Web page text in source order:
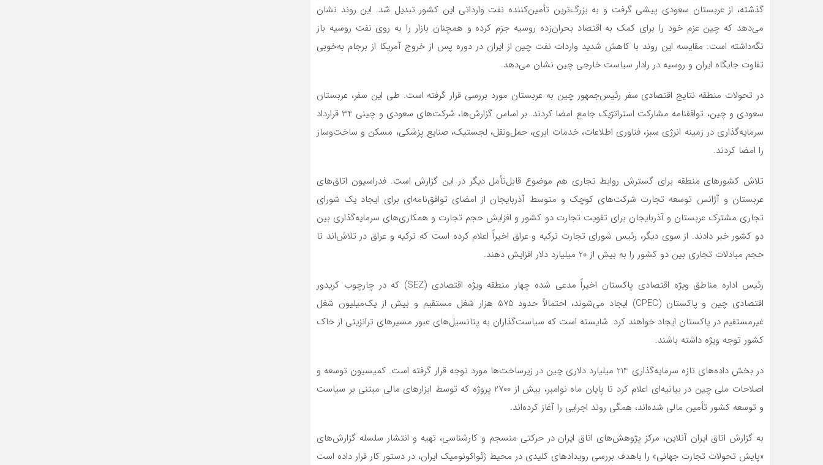
گذشته، از عربستان سعودی پیشی گرفت و به بزرگ‌ترین تأمین‌کننده نفت وارداتی این کشور تبدیل شد. این روند نشان
می‌دهد که چین عزم خود را برای کمک به اقتصاد بحران‌زده روسیه جزم کرده و همچنان بازار را به روی نفت روسیه باز
نگه‌داشته است. مقایسه این روند با کاهش شدید واردات نفت چین از ایران در دوره پس از خروج آمریکا از برجام به‌خوبی
تفاوت جایگاه ایران و روسیه در رادار سیاست خارجی چین نشان می‌دهد.
در تحولات منطقه نتایج اقتصادی سفر رئیس‌جمهور چین به عربستان مورد بررسی قرار گرفته است. طی این سفر، عربستان
سعودی و چین، توافقنامه مشارکت استراتژیک جامع امضا کردند. بر اساس گزارش‌ها، شرکت‌های سعودی و چینی 34 قرارداد
سرمایه‌گذاری در زمینه انرژی سبز، فناوری اطلاعات، خدمات ابری، حمل‌ونقل، لجستیک، صنایع پزشکی، مسکن و ساخت‌وساز
را امضا کردند.
تلاش کشورهای منطقه برای گسترش روابط تجاری هم موضوع قابل‌تأمل دیگر در این گزارش است. فدراسیون اتاق‌های
عربستان و آژانس توسعه تجارت شرکت‌های کوچک و متوسط آذربایجان از امضای توافق‌نامه‌ای برای ایجاد یک شورای
تجاری مشترک عربستان و آذربایجان برای تقویت تجارت دو کشور و افزایش حجم تجارت و همکاری‌های سرمایه‌گذاری بین
دو کشور خبر دادند. از سوی دیگر، رئیس شورای تجارت ترکیه و عراق اخیراً اعلام کرده است که ترکیه و عراق در تلاش‌اند تا
حجم مبادلات تجاری بین دو کشور را به بیش از 20 میلیارد دلار افزایش دهند.
رئیس اداره مناطق ویژه اقتصادی پاکستان اخیراً مدعی شده چهار منطقه ویژه اقتصادی (SEZ) که در چارچوب کریدور
اقتصادی چین و پاکستان (CPEC) ایجاد می‌شوند، احتمالاً حدود 575 هزار شغل مستقیم و بیش از یک‌میلیون شغل
غیرمستقیم در پاکستان ایجاد خواهند کرد. شایسته است که سیاست‌گذاران به پتانسیل‌های عبور مسیرهای ترانزیتی از خاک
کشور توجه ویژه داشته باشند.
در بخش داده‌های تازه سرمایه‌گذاری 214 میلیارد دلاری چین در زیرساخت‌ها مورد توجه قرار گرفته است. کمیسیون توسعه و
اصلاحات ملی چین در بیانیه‌ای اعلام کرد تا پایان ماه نوامبر، بیش از 2700 پروژه که توسط ابزارهای مالی مبتنی بر سیاست
و توسعه کشور تأمین مالی شده‌اند، همگی روند اجرایی را آغاز کرده‌اند.
به گزارش اتاق ایران آنلاین، مرکز پژوهش‌های اتاق ایران در حرکتی منسجم و کارشناسی، تهیه و انتشار سلسله گزارش‌های
«پایش تحولات تجارت جهانی» را باهدف بررسی رویدادهای کلیدی در محیط ژئواکونومیک ایران، در دستور کار قرار داده است